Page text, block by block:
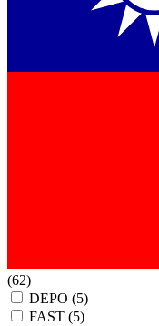
(62)
DEPO (5)
FAST (5)